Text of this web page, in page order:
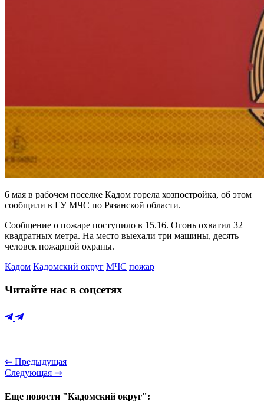
6 мая в рабочем поселке Кадом горела хозпостройка, об этом
сообщили в ГУ МЧС по Рязанской области.
Сообщение о пожаре поступило в 15.16. Огонь охватил 32
квадратных метра. На место выехали три машины, десять
человек пожарной охраны.
Кадом Кадомский округ МЧС пожар
Читайте нас в соцсетях
⇐ Предыдущая
Следующая ⇒
Еще новости "Кадомский округ":